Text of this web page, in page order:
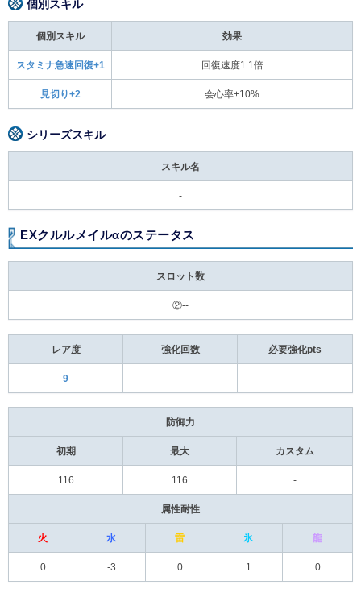
個別スキル
個別スキル 効果
スタミナ急速回復+1 回復速度1.1倍
見切り+2 会心率+10%
シリーズスキル
スキル名
-
EXクルルメイルαのステータス
スロット数
②--
レア度 強化回数 必要強化pts
9 - -
防御力
初期 最大 カスタム
116 116 -
属性耐性
火 水 雷 氷 龍
0 -3 0 1 0